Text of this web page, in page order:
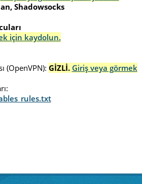
Shadowsocks
için kaydolun.
(OpenVPN): GİZLİ. Giriş veya görmek